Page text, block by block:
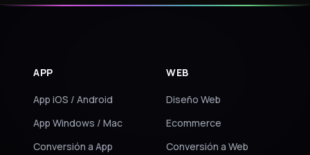
APP
App iOS / Android
App Windows / Mac
Conversión a App
WEB
Diseño Web
Ecommerce
Conversión a Web